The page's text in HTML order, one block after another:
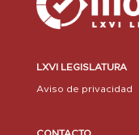
LXVI LEGISLATURA
Aviso de privacidad